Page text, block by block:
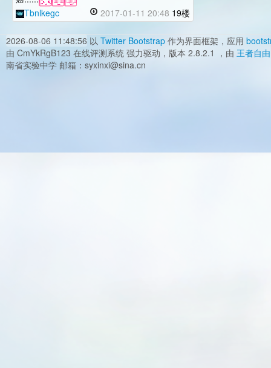
Tbnlkegc
2017-01-11 20:48 19楼
2026-08-06 11:48:56 以 Twitter Bootstrap 作为界面框架，应用
由 CmYkRgB123 在线评测系统 强力驱动，版本 2.8.2.1 ，由 王者自由
南省实验中学 邮箱：syxinxi@sina.cn